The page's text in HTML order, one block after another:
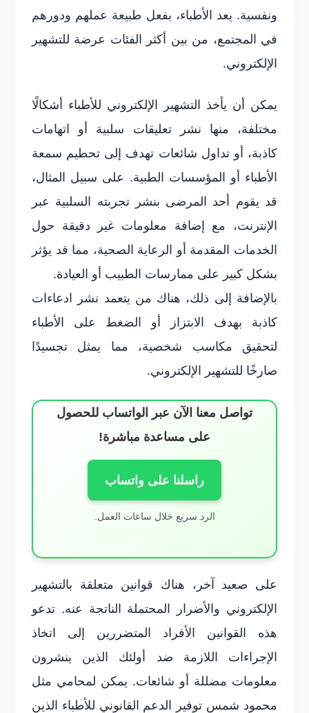
ونفسية. يعد الأطباء، بفعل طبيعة عملهم ودورهم
في المجتمع، من بين أكثر الفئات عرضة للتشهير
الإلكتروني.
يمكن أن يأخذ التشهير الإلكتروني للأطباء أشكالًا
مختلفة، منها نشر تعليقات سلبية أو اتهامات
كاذبة، أو تداول شائعات تهدف إلى تحطيم سمعة
الأطباء أو المؤسسات الطبية. على سبيل المثال،
قد يقوم أحد المرضى بنشر تجربته السلبية عبر
الإنترنت، مع إضافة معلومات غير دقيقة حول
الخدمات المقدمة أو الرعاية الصحية، مما قد يؤثر
بشكل كبير على ممارسات الطبيب أو العيادة.
بالإضافة إلى ذلك، هناك من يتعمد نشر ادعاءات
كاذبة بهدف الابتزاز أو الضغط على الأطباء
لتحقيق مكاسب شخصية، مما يمثل تجسيدًا
صارخًا للتشهير الإلكتروني.
تواصل معنا الآن عبر الواتساب للحصول
على مساعدة مباشرة!
راسلنا على واتساب
الرد سريع خلال ساعات العمل.
على صعيد آخر، هناك قوانين متعلقة بالتشهير
الإلكتروني والأضرار المحتملة الناتجة عنه. تدعو
هذه القوانين الأفراد المتضررين إلى اتخاذ
الإجراءات اللازمة ضد أولئك الذين ينشرون
معلومات مضللة أو شائعات. يمكن لمحامي مثل
محمود شمس توفير الدعم القانوني للأطباء الذين